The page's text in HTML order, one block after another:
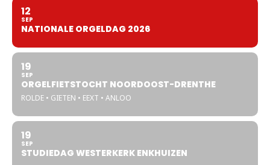
12
SEP
NATIONALE ORGELDAG 2026
19
SEP
ORGELFIETSTOCHT NOORDOOST-DRENTHE
ROLDE • GIETEN • EEXT • ANLOO
19
SEP
STUDIEDAG WESTERKERK ENKHUIZEN